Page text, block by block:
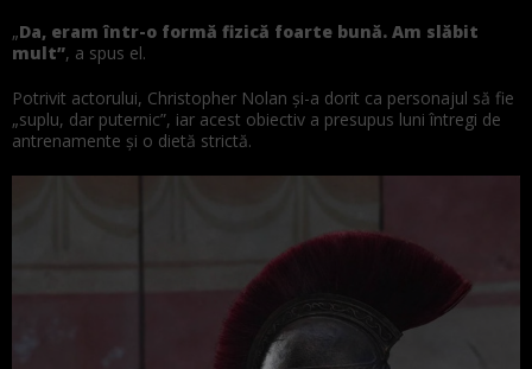
„Da, eram într-o formă fizică foarte bună. Am slăbit
mult”, a spus el.
Potrivit actorului, Christopher Nolan și-a dorit ca personajul să fie
„suplu, dar puternic”, iar acest obiectiv a presupus luni întregi de
antrenamente și o dietă strictă.